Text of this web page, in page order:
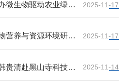
微生物驱动农业绿色
2025-11-17
营养与资源环境研究
2025-11-17
贵清赴黑山寺科技小
2025-11-14